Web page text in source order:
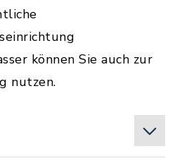
können Sie auch zur
nutzen.